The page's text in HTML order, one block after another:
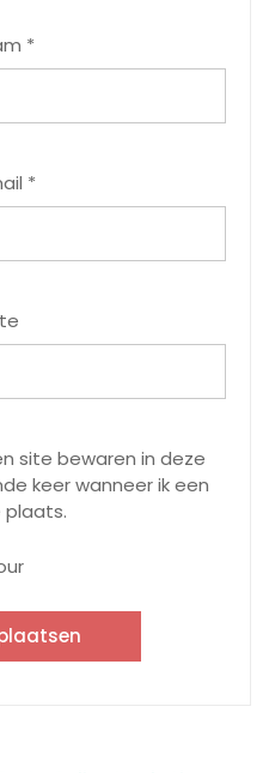
*
*
site bewaren in deze
keer wanneer ik een